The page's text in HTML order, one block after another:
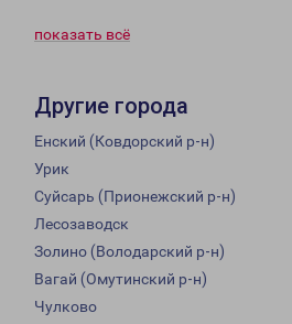
показать всё
Другие города
Енский (Ковдорский р-н)
Урик
Суйсарь (Прионежский р-н)
Лесозаводск
Золино (Володарский р-н)
Вагай (Омутинский р-н)
Чулково